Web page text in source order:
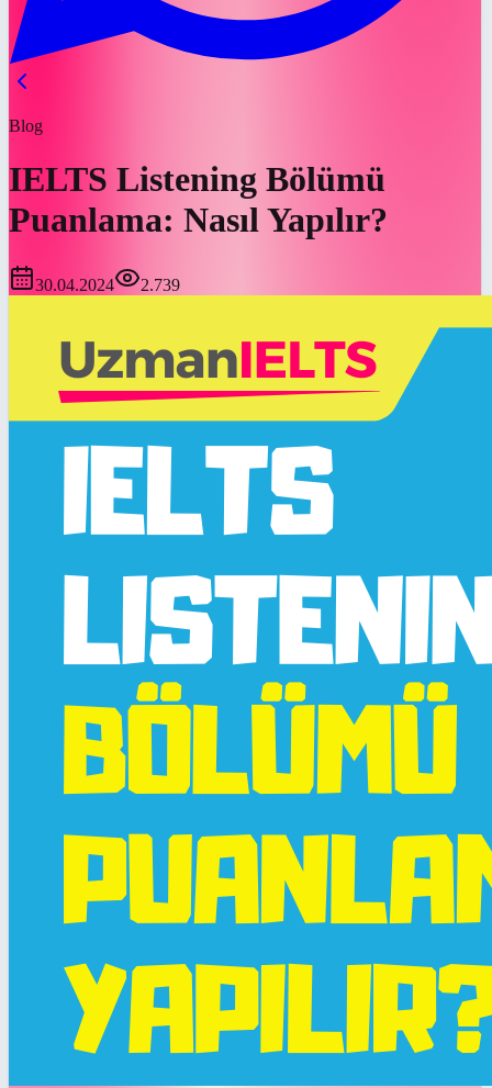
Blog
IELTS Listening Bölümü
Puanlama: Nasıl Yapılır?
30.04.2024 2.739